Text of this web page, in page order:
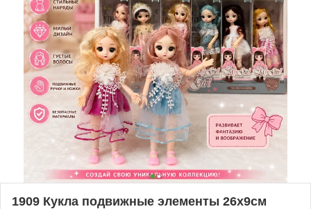
1909 Кукла подвижные элементы 26х9см